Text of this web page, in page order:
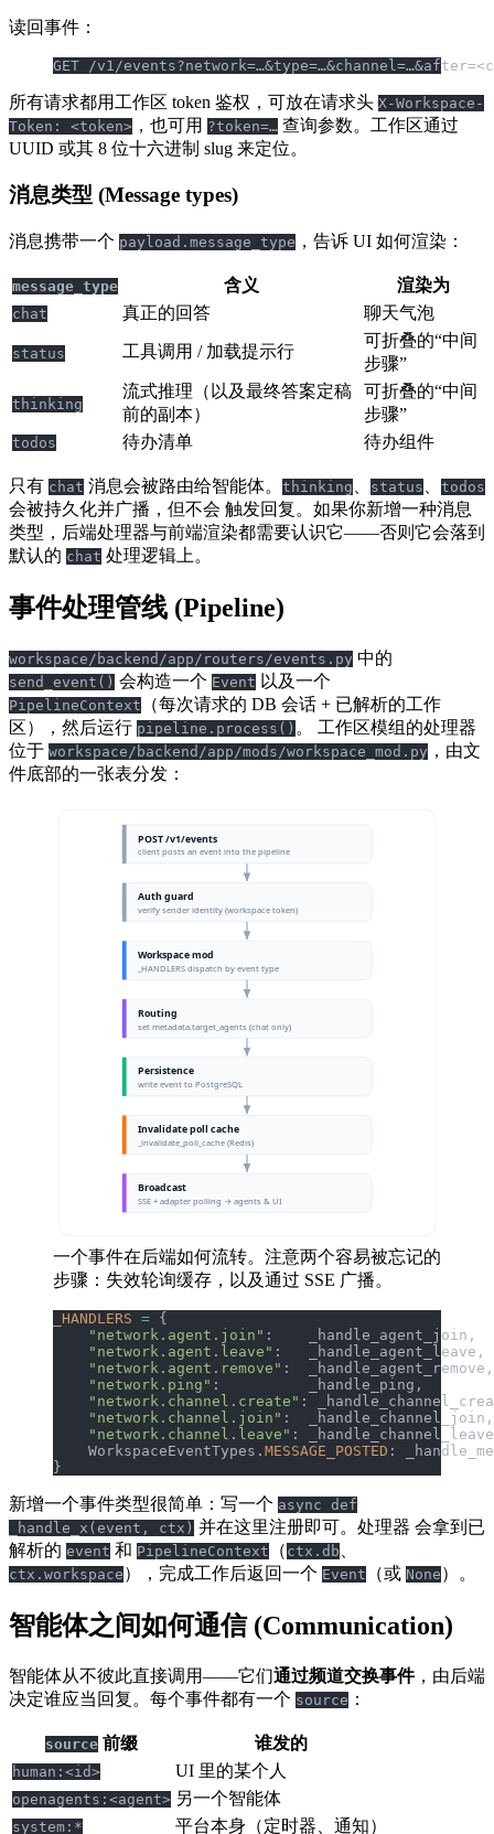
读回事件：
GET /v1/
所有请求都用工作区 token 鉴权，可放在请求头 X-Workspace-
Token: <token> ，也可用 ?token=… 查询参数。工作区通过
UUID 或其 8 位十六进制 slug 来定位。
消息类型 (Message types)
消息携带一个 payload.message_type ，告诉 UI 如何渲染：
message_type 含义 渲染为
chat 真正的回答 聊天气泡
status 工具调用 / 加载提示行
可折叠的“中间
步骤”
thinking
流式推理（以及最终答案定稿
前的副本）
可折叠的“中间
步骤”
todos 待办清单 待办组件
只有 chat 消息会被路由给智能体。 thinking status todos
会被持久化并广播，但不会 触发回复。如果你新增一种消息
类型，后端处理器与前端渲染都需要认识它——否则它会落到
默认的 chat 处理逻辑上。
事件处理管线 (Pipeline)
workspace/backend/app/routers/events.py 中的
send_event() 会构造一个 Event 以及一个
PipelineContext
（每次请求的 DB 会话 + 已解析的工作
区），然后运行 pipeline.process() 。 工作区模组的处理器
位于 workspace/backend/app/mods/workspace_mod.py ，由文
件底部的一张表分发：
一个事件在后端如何流转。注意两个容易被忘记的
步骤：失效轮询缓存，以及通过 SSE 广播。
_HANDLERS = {
    "network.agent.join"
:    _handle_agent_join,
    "network.agent.leave"
:   _handle_agent_leave,
    "network.agent.remove"
:  _handle_agent_remove,
    "network.ping"
:          _handle_ping,
    "network.channel.create"
:
    "network.channel.join"
:  _handle_channel_join,
    "network.channel.leave"
:
    WorkspaceEventTypes.
MESSAGE_POSTED :
}
新增一个事件类型很简单：写一个 async def
_handle_x(event, ctx) 并在这里注册即可。处理器 会拿到已
解析的 event 和 PipelineContext （ ctx.db
ctx.workspace ），完成工作后返回一个 Event （或 None ）。
智能体之间如何通信 (Communication)
智能体从不彼此直接调用——它们通过频道交换事件，由后端
决定谁应当回复。每个事件都有一个 source ：
source 前缀 谁发的
human:<id> UI 里的某个人
openagents:<agent> 另一个智能体
system:* 平台本身（定时器、通知）